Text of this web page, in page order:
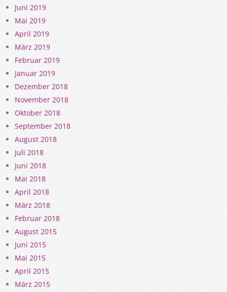
Juni 2019
Mai 2019
April 2019
März 2019
Februar 2019
Januar 2019
Dezember 2018
November 2018
Oktober 2018
September 2018
August 2018
Juli 2018
Juni 2018
Mai 2018
April 2018
März 2018
Februar 2018
August 2015
Juni 2015
Mai 2015
April 2015
März 2015